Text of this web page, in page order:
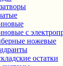
с
ножевые
остатки